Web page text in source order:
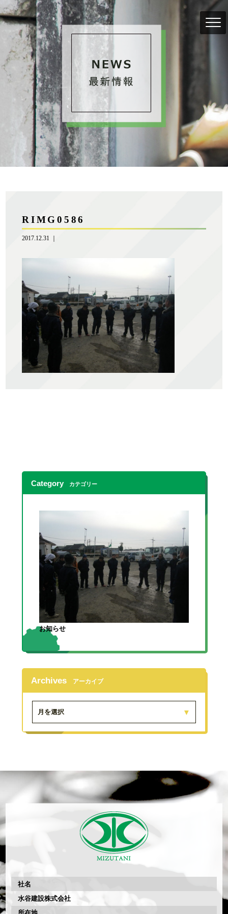
RIMG0586
2017.12.31 ｜
Category カテゴリー
お知らせ
Archives アーカイブ
月を選択
社名
水谷建設株式会社